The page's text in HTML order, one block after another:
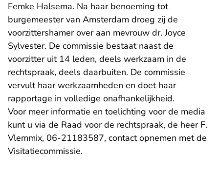
Femke Halsema. Na haar benoeming tot
burgemeester van Amsterdam droeg zij de
voorzittershamer over aan mevrouw dr. Joyce
Sylvester. De commissie bestaat naast de
voorzitter uit 14 leden, deels werkzaam in de
rechtspraak, deels daarbuiten. De commissie
vervult haar werkzaamheden en doet haar
rapportage in volledige onafhankelijkheid.
Voor meer informatie en toelichting voor de media
kunt u via de Raad voor de rechtspraak, de heer F.
Vlemmix, 06-21183587, contact opnemen met de
Visitatiecommissie.